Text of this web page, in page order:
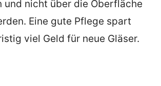
und nicht über die Oberfläche
Eine gute Pflege spart
viel Geld für neue Gläser.